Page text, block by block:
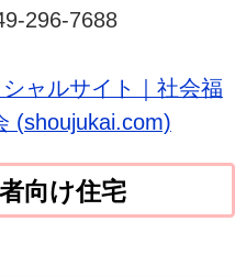
296-7688
ャルサイト｜社会福
(shoujukai.com)
向け住宅